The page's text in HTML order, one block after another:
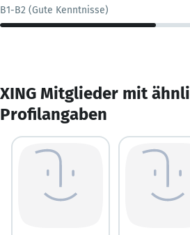
B1-B2 (Gute Kenntnisse)
XING Mitglieder mit
Profilangaben